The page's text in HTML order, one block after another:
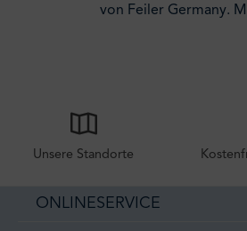
von Feiler Germany.
Unsere Standorte
ONLINESERVICE